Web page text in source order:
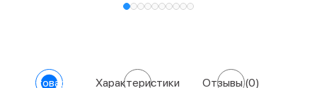
О товаре Характеристики Отзывы(0)